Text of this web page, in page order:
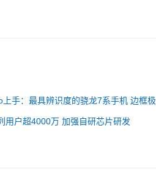
手：最具辨识度的骁龙7系手机 边框极
用户超4000万 加强自研芯片研发